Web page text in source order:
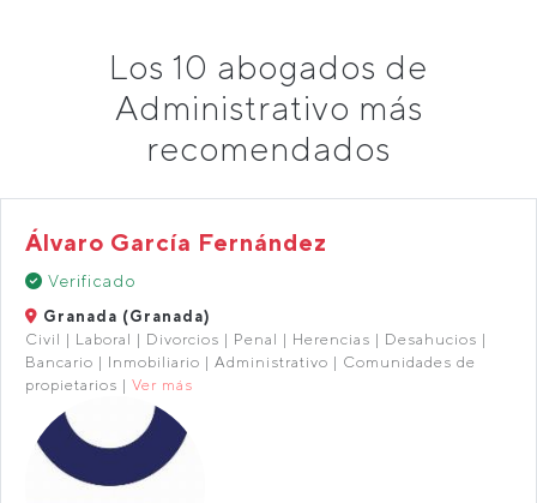
Los 10 abogados de
Administrativo más
recomendados
Álvaro García Fernández
Verificado
Granada (Granada)
Civil | Laboral | Divorcios | Penal | Herencias | Desahucios |
Bancario | Inmobiliario | Administrativo | Comunidades de
propietarios | Ver más